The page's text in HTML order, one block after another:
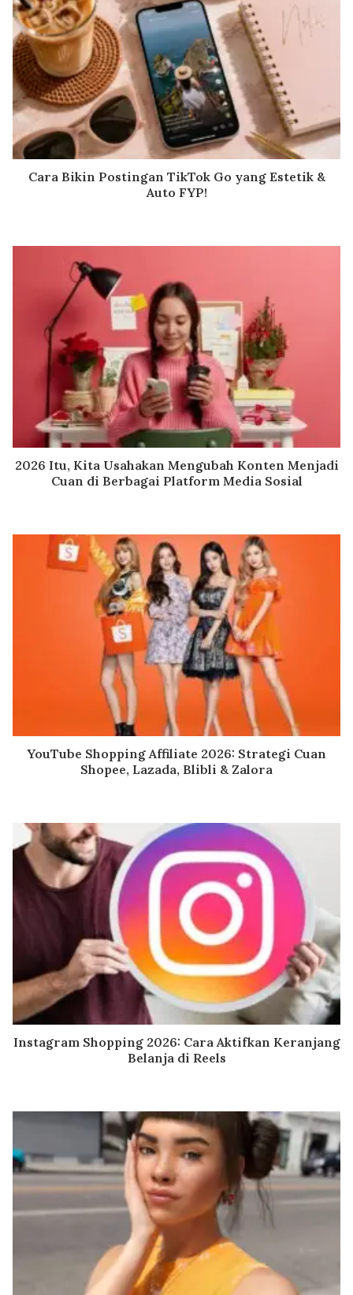
Cara Bikin Postingan TikTok Go yang Estetik &
Auto FYP!
2026 Itu, Kita Usahakan Mengubah Konten Menjadi
Cuan di Berbagai Platform Media Sosial
YouTube Shopping Affiliate 2026: Strategi Cuan
Shopee, Lazada, Blibli & Zalora
Instagram Shopping 2026: Cara Aktifkan Keranjang
Belanja di Reels